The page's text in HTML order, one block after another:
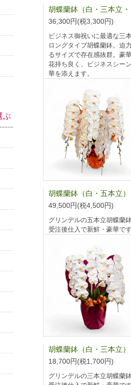
36,300円(税3,300円)
ビジネス御祝いに最適な三
ロングタイプ胡蝶蘭鉢。迫
るサイズで存在感抜群。豪
花持ち良く、ビジネスシー
華を添えます。
49,500円(税4,500円)
グリンデルの五本立胡蝶蘭
受注後仕入で新鮮・豪華で
18,700円(税1,700円)
グリンデルの三本立胡蝶蘭
ぶ